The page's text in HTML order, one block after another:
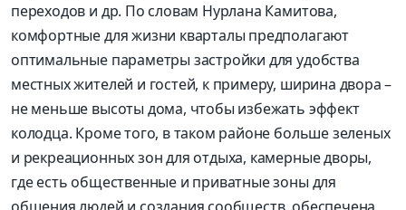
переходов и др. По словам Нурлана Камитова,
комфортные для жизни кварталы предполагают
оптимальные параметры застройки для удобства
местных жителей и гостей, к примеру, ширина двора –
не меньше высоты дома, чтобы избежать эффект
колодца. Кроме того, в таком районе больше зеленых
и рекреационных зон для отдыха, камерные дворы,
где есть общественные и приватные зоны для